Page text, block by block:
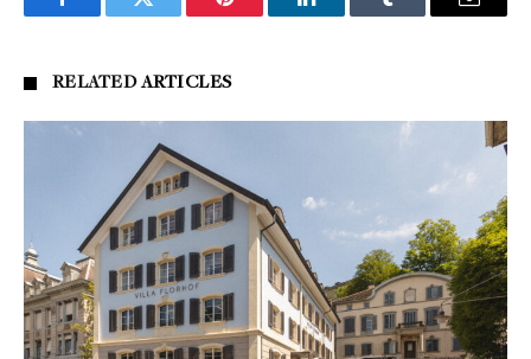
FacebookTwitter Pinterest LinkedInTumblr Email
RELATEDARTICLES